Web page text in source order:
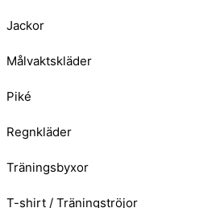
Jackor
Målvaktskläder
Piké
Regnkläder
Träningsbyxor
T-shirt / Träningströjor